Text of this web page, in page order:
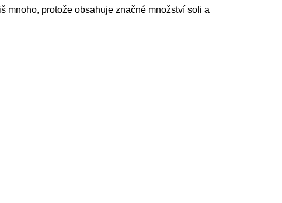
mnoho, protože obsahuje značné množství soli a